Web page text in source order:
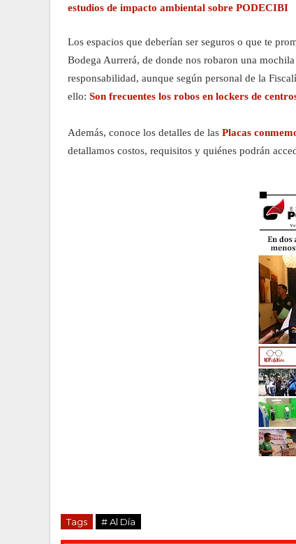
estudios de impacto ambiental sobre PODECIBI
Los espacios que deberían ser seguros o que te
Bodega Aurrerá, de donde nos robaron una
responsabilidad, aunque según personal de la
ello: Son frecuentes los robos en lockers de
Además, conoce los detalles de las Placas
detallamos costos, requisitos y quiénes podrán
Tags # Al Día